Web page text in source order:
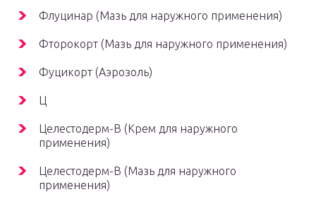
Флуцинар (Мазь для наружного применения)
Фторокорт (Мазь для наружного применения)
Фуцикорт (Аэрозоль)
Ц
Целестодерм-В (Крем для наружного
применения)
Целестодерм-В (Мазь для наружного
применения)